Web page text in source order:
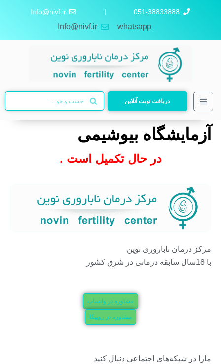
051-38833888
Info@nivf.ir
whatsapp
Info@nivf.ir
دریافت نوبت آنلاین
آزمایشگاه بیوشیمی
در حال تکمیل است .
مرکز درمان ناباروری نوین
با 18سال سابقه درمانی در شرق کشور
مشاوره در واتساپ
مشاوره در روبیکا
مارا در شبکه‌های اجتماعی دنبال کنید